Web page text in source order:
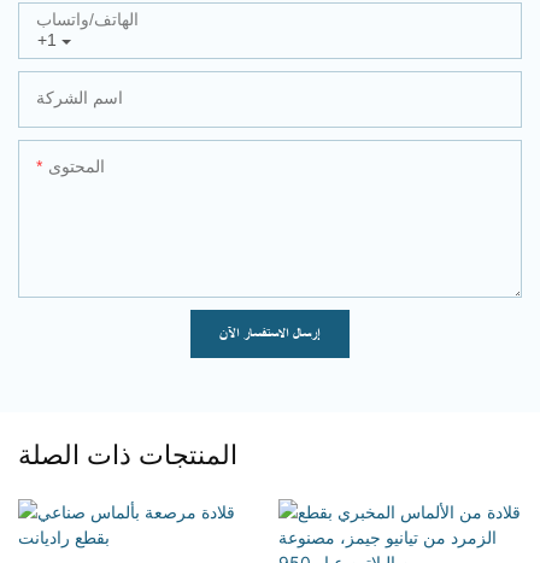
+1
الهاتف/واتساب
اسم الشركة
المحتوى
إرسال الاستفسار الآن
المنتجات ذات الصلة